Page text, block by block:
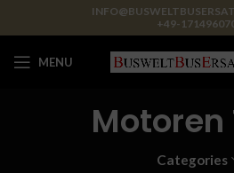
+49-
MENU
Motoren
Categories